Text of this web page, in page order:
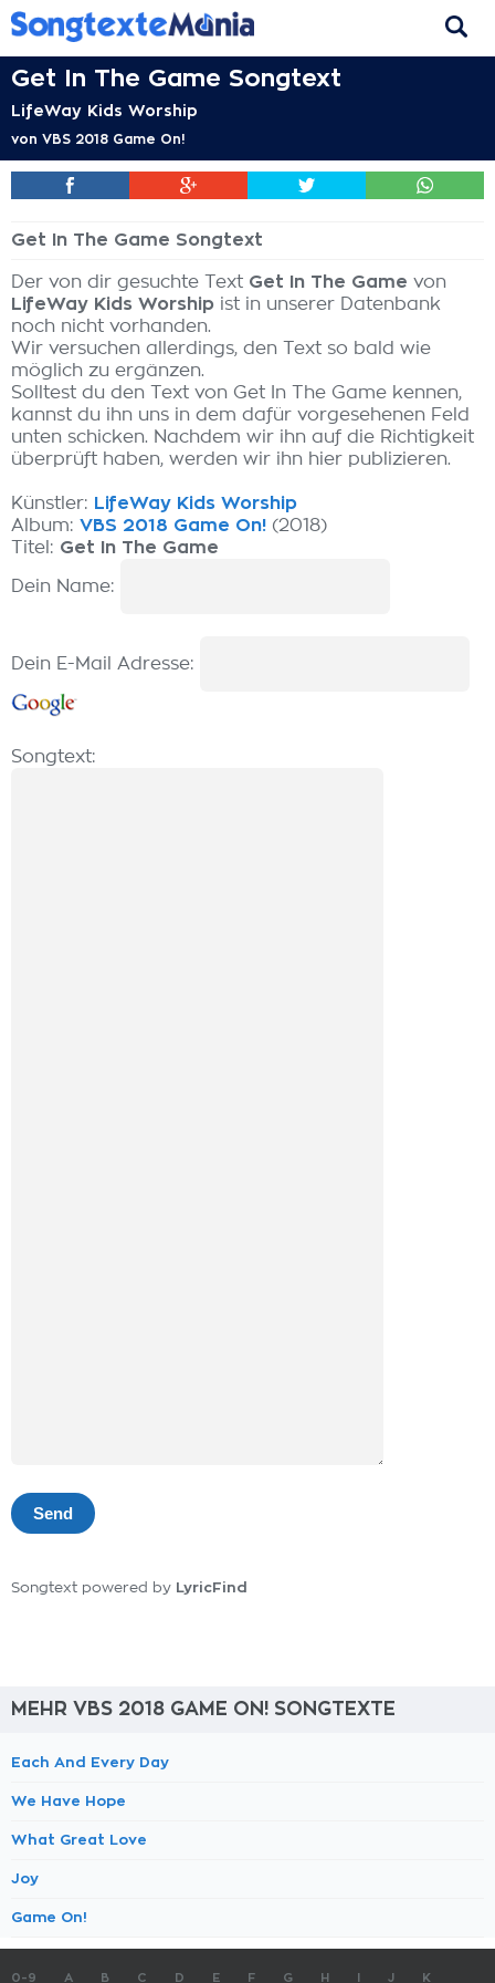
Get In The Game Songtext
LifeWay Kids Worship
von VBS 2018 Game On!
Get In The Game Songtext
Der von dir gesuchte Text Get In The Game von
LifeWay Kids Worship ist in unserer Datenbank
noch nicht vorhanden.
Wir versuchen allerdings, den Text so bald wie
möglich zu ergänzen.
Solltest du den Text von Get In The Game kennen,
kannst du ihn uns in dem dafür vorgesehenen Feld
unten schicken. Nachdem wir ihn auf die Richtigkeit
überprüft haben, werden wir ihn hier publizieren.
Künstler: LifeWay Kids Worship
Album: VBS 2018 Game On! (2018)
Titel: Get In The Game
Dein Name:
Dein E-Mail Adresse:
Songtext:
Songtext powered by LyricFind
MEHR VBS 2018 GAME ON! SONGTEXTE
Each And Every Day
We Have Hope
What Great Love
Joy
Game On!
0-9 A B C D E F G H J K